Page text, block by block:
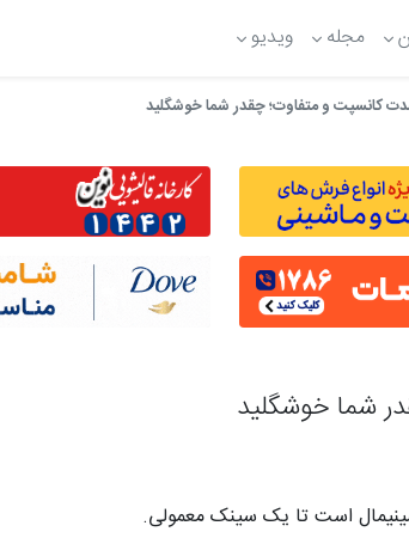
مجله ویدیو
کانسپت و متفاوت؛ چقدر شما خوشگلید
شما خوشگلید
است تا یک سینک معمولی.